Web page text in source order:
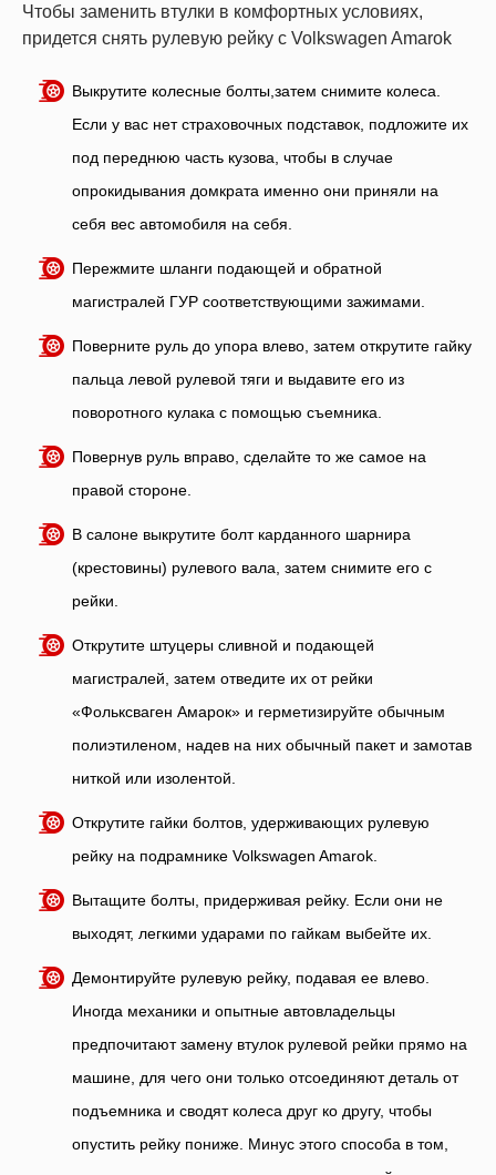
Чтобы заменить втулки в комфортных условиях,
придется снять рулевую рейку с Volkswagen Amarok
Выкрутите колесные болты,затем снимите колеса.
Если у вас нет страховочных подставок, подложите их
под переднюю часть кузова, чтобы в случае
опрокидывания домкрата именно они приняли на
себя вес автомобиля на себя.
Пережмите шланги подающей и обратной
магистралей ГУР соответствующими зажимами.
Поверните руль до упора влево, затем открутите гайку
пальца левой рулевой тяги и выдавите его из
поворотного кулака с помощью съемника.
Повернув руль вправо, сделайте то же самое на
правой стороне.
В салоне выкрутите болт карданного шарнира
(крестовины) рулевого вала, затем снимите его с
рейки.
Открутите штуцеры сливной и подающей
магистралей, затем отведите их от рейки
«Фольксваген Амарок» и герметизируйте обычным
полиэтиленом, надев на них обычный пакет и замотав
ниткой или изолентой.
Открутите гайки болтов, удерживающих рулевую
рейку на подрамнике Volkswagen Amarok.
Вытащите болты, придерживая рейку. Если они не
выходят, легкими ударами по гайкам выбейте их.
Демонтируйте рулевую рейку, подавая ее влево.
Иногда механики и опытные автовладельцы
предпочитают замену втулок рулевой рейки прямо на
машине, для чего они только отсоединяют деталь от
подъемника и сводят колеса друг ко другу, чтобы
опустить рейку пониже. Минус этого способа в том,